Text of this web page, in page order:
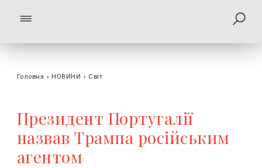
Головна › НОВИНИ › Світ
Президент Португалії
назвав Трампа російським
агентом